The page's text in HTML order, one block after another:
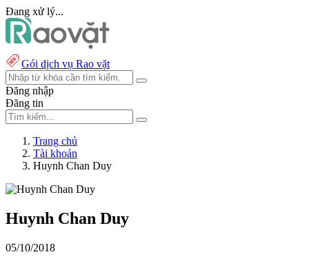
Đang xử lý...
Gói dịch vụ Rao vặt
Đăng nhập
Đăng tin
Trang chủ
Tài khoản
Huynh Chan Duy
Huynh Chan Duy
05/10/2018